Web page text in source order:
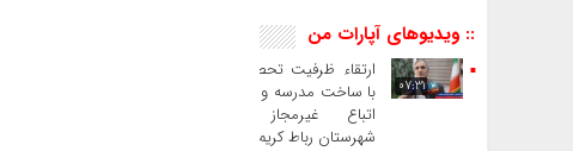
:: ویدیوهای آپارات من
07:31
ارتقاء ظرفیت تحصیلی
با ساخت مدرسه و طرد
اتباع غیرمجاز در
شهرستان رباط کریم